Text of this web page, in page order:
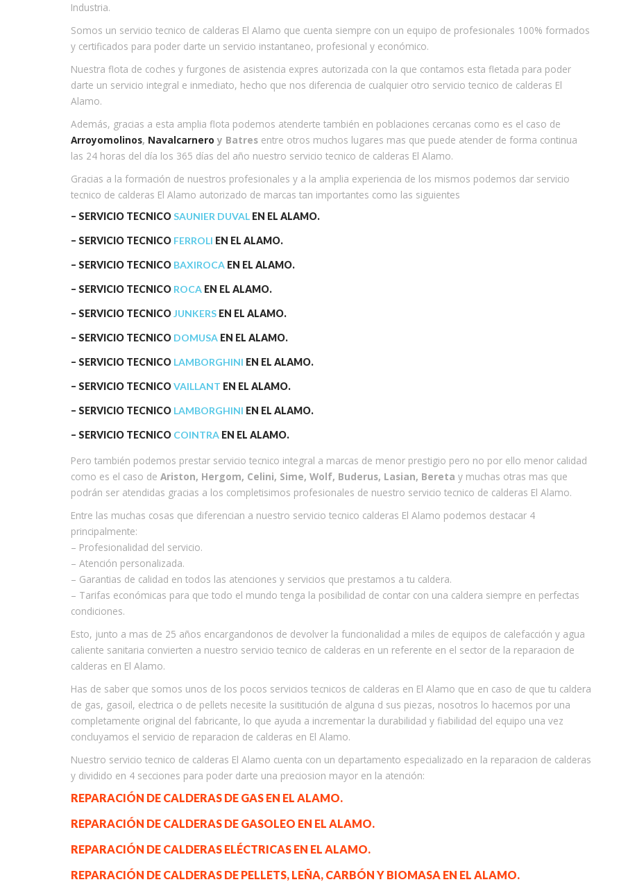
Industria.
Somos un servicio tecnico de calderas El Alamo que cuenta siempre con un equipo de profesionales 100% formados
y certificados para poder darte un servicio instantaneo, profesional y económico.
Nuestra flota de coches y furgones de asistencia expres autorizada con la que contamos esta fletada para poder
darte un servicio integral e inmediato, hecho que nos diferencia de cualquier otro servicio tecnico de calderas El
Alamo.
Además, gracias a esta amplia flota podemos atenderte también en poblaciones cercanas como es el caso de
Arroyomolinos, Navalcarnero y Batres entre otros muchos lugares mas que puede atender de forma continua
las 24 horas del día los 365 días del año nuestro servicio tecnico de calderas El Alamo.
Gracias a la formación de nuestros profesionales y a la amplia experiencia de los mismos podemos dar servicio
tecnico de calderas El Alamo autorizado de marcas tan importantes como las siguientes
– SERVICIO TECNICOSAUNIER DUVAL EN EL ALAMO.
– SERVICIO TECNICO FERROLI EN EL ALAMO.
– SERVICIO TECNICO BAXIROCA EN EL ALAMO.
– SERVICIO TECNICO ROCA EN EL ALAMO.
– SERVICIO TECNICOJUNKERS EN EL ALAMO.
– SERVICIO TECNICO DOMUSA EN EL ALAMO.
– SERVICIO TECNICO LAMBORGHINI EN EL ALAMO.
– SERVICIO TECNICOVAILLANT EN EL ALAMO.
– SERVICIO TECNICO LAMBORGHINI EN EL ALAMO.
– SERVICIO TECNICO COINTRA EN EL ALAMO.
Pero también podemos prestar servicio tecnico integral a marcas de menor prestigio pero no por ello menor calidad
como es el caso de Ariston, Hergom, Celini, Sime, Wolf, Buderus, Lasian, Bereta y muchas otras mas que
podrán ser atendidas gracias a los completisimos profesionales de nuestro servicio tecnico de calderas El Alamo.
Entre las muchas cosas que diferencian a nuestro servicio tecnico calderas El Alamo podemos destacar 4
principalmente:
– Profesionalidad del servicio.
– Atención personalizada.
– Garantias de calidad en todos las atenciones y servicios que prestamos a tu caldera.
– Tarifas económicas para que todo el mundo tenga la posibilidad de contar con una caldera siempre en perfectas
condiciones.
Esto, junto a mas de 25 años encargandonos de devolver la funcionalidad a miles de equipos de calefacción y agua
caliente sanitaria convierten a nuestro servicio tecnico de calderas en un referente en el sector de la reparacion de
calderas en El Alamo.
Has de saber que somos unos de los pocos servicios tecnicos de calderas en El Alamo que en caso de que tu caldera
de gas, gasoil, electrica o de pellets necesite la susititución de alguna d sus piezas, nosotros lo hacemos por una
completamente original del fabricante, lo que ayuda a incrementar la durabilidad y fiabilidad del equipo una vez
concluyamos el servicio de reparacion de calderas en El Alamo.
Nuestro servicio tecnico de calderas El Alamo cuenta con un departamento especializado en la reparacion de calderas
y dividido en 4 secciones para poder darte una preciosion mayor en la atención:
REPARACIÓN DE CALDERAS DE GAS EN EL ALAMO.
REPARACIÓN DE CALDERAS DE GASOLEO EN EL ALAMO.
REPARACIÓN DE CALDERAS ELÉCTRICAS EN EL ALAMO.
REPARACIÓN DE CALDERAS DE PELLETS, LEÑA, CARBÓN Y BIOMASA EN EL ALAMO.